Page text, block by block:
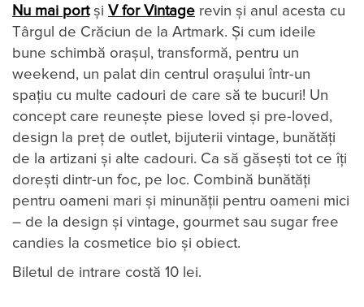
Nu mai portși V for Vintage revin și anul acesta cu
Târgul de Crăciun de la Artmark. Și cum ideile
bune schimbă orașul, transformă, pentru un
weekend, un palat din centrul orașului într-un
spațiu cu multe cadouri de care să te bucuri! Un
concept care reunește piese loved și pre-loved,
design la preț de outlet, bijuterii vintage, bunătăți
de la artizani și alte cadouri. Ca să găsești tot ce îți
dorești dintr-un foc, pe loc. Combină bunătăți
pentru oameni mari și minunății pentru oameni mici
– de la design și vintage, gourmet sau sugar free
candies la cosmetice bio și obiect.
Biletul de intrare costă 10 lei.